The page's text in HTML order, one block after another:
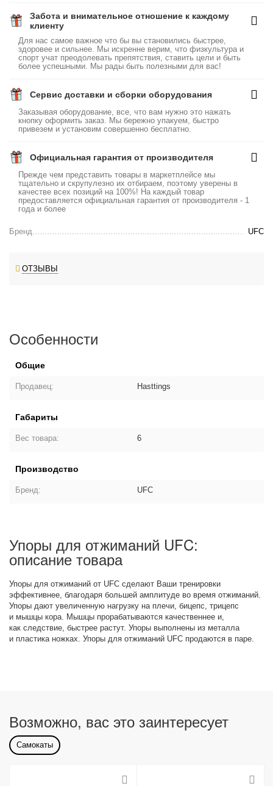
Забота и внимательное отношение к каждому
клиенту
Для нас самое важное что бы вы становились быстрее,
здоровее и сильнее. Мы искренне верим, что физкультура и
спорт учат преодолевать препятствия, ставить цели и быть
более успешными. Мы рады быть полезными для вас!
Сервис доставки и сборки оборудования
Заказывая оборудование, все, что вам нужно это нажать
кнопку оформить заказ. Мы бережно упакуем, быстро
привезем и установим совершенно бесплатно.
Официальная гарантия от производителя
Прежде чем представить товары в маркетплейсе мы
тщательно и скрупулезно их отбираем, поэтому уверены в
качестве всех позиций на 100%! На каждый товар
предоставляется официальная гарантия от производителя - 1
года и более
Бренд UFC
ОТЗЫВЫ
Особенности
Общие
Продавец: Hasttings
Габариты
Вес товара: 6
Производство
Бренд: UFC
Упоры для отжиманий UFC:
описание товара
Упоры для отжиманий от UFC сделают Ваши тренировки
эффективнее, благодаря большей амплитуде во время отжиманий.
Упоры дают увеличенную нагрузку на плечи, бицепс, трицепс
и мышцы кора. Мышцы прорабатываются качественнее и,
как следствие, быстрее растут. Упоры выполнены из металла
и пластика ножках. Упоры для отжиманий UFC продаются в паре.
Возможно, вас это заинтересует
Самокаты